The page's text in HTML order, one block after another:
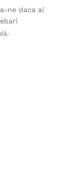
ne daca ai